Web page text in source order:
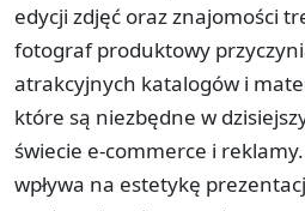
edycji zdjęć oraz znajomości
fotograf produktowy
atrakcyjnych katalogów i
które są niezbędne w
świecie e-commerce i
wpływa na estetykę